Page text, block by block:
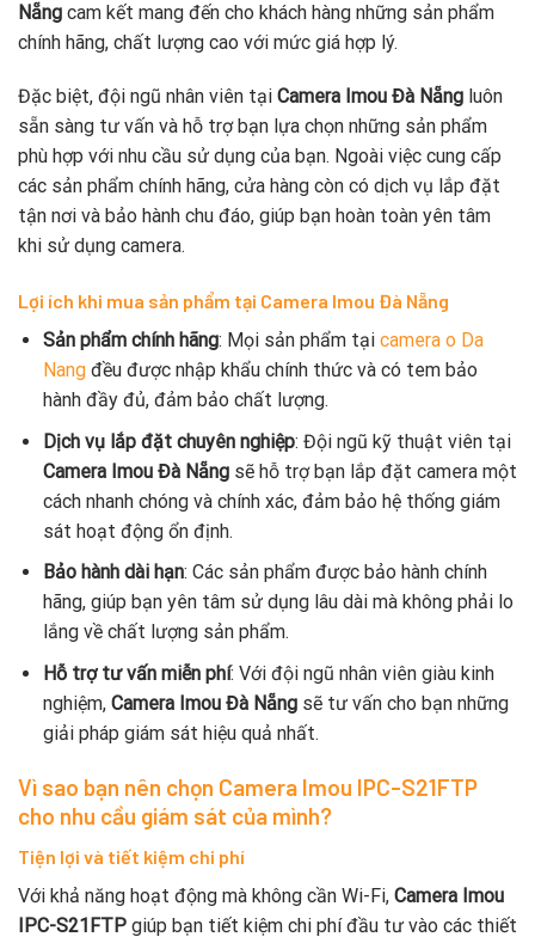
Nẵng cam kết mang đến cho khách hàng những sản phẩm
chính hãng, chất lượng cao với mức giá hợp lý.
Đặc biệt, đội ngũ nhân viên tại Camera Imou Đà Nẵng luôn
sẵn sàng tư vấn và hỗ trợ bạn lựa chọn những sản phẩm
phù hợp với nhu cầu sử dụng của bạn. Ngoài việc cung cấp
các sản phẩm chính hãng, cửa hàng còn có dịch vụ lắp đặt
tận nơi và bảo hành chu đáo, giúp bạn hoàn toàn yên tâm
khi sử dụng camera.
Lợi ích khi mua sản phẩm tại Camera Imou Đà Nẵng
Sản phẩm chính hãng: Mọi sản phẩm tại camera o Da
Nangđều được nhập khẩu chính thức và có tem bảo
hành đầy đủ, đảm bảo chất lượng.
Dịch vụ lắp đặt chuyên nghiệp: Đội ngũ kỹ thuật viên tại
Camera Imou Đà Nẵngsẽ hỗ trợ bạn lắp đặt camera một
cách nhanh chóng và chính xác, đảm bảo hệ thống giám
sát hoạt động ổn định.
Bảo hành dài hạn: Các sản phẩm được bảo hành chính
hãng, giúp bạn yên tâm sử dụng lâu dài mà không phải lo
lắng về chất lượng sản phẩm.
Hỗ trợ tư vấn miễn phí: Với đội ngũ nhân viên giàu kinh
nghiệm, Camera Imou Đà Nẵngsẽ tư vấn cho bạn những
giải pháp giám sát hiệu quả nhất.
Vì sao bạn nên chọn Camera Imou IPC-S21FTP
cho nhu cầu giám sát của mình?
Tiện lợi và tiết kiệm chi phí
Với khả năng hoạt động mà không cần Wi-Fi, Camera Imou
IPC-S21FTP giúp bạn tiết kiệm chi phí đầu tư vào các thiết